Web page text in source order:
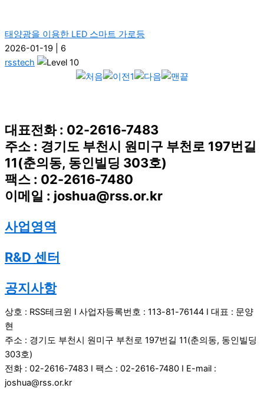
태양광을 이용한 LED 스마트 가로등
2026-01-19
6
rsstech
1
대표전화 : 02-2616-7483
주소 : 경기도 부천시 원미구 부천로 197번길
11(춘의동, 동인빌딩 303호)
팩스 : 02-2616-7480
이메일 : joshua@rss.or.kr
사업영역
R&D 센터
공지사항
상호 : RSS테크윈 I 사업자등록번호 : 113-81-76144 I 대표 : 문양
현
주소 : 경기도 부천시 원미구 부천로 197번길 11(춘의동, 동인빌딩
303호)
전화 : 02-2616-7483 I 팩스 : 02-2616-7480 I E-mail :
joshua@rss.or.kr